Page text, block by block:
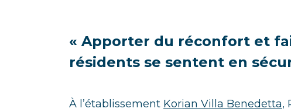
« Apporter du réconfort et
résidents se sentent en
À l’établissement Korian Villa Benedetta,